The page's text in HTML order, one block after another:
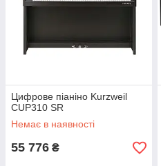
Цифрове піаніно Kurzweil
CUP310 SR
Немає в наявності
55 776 ₴